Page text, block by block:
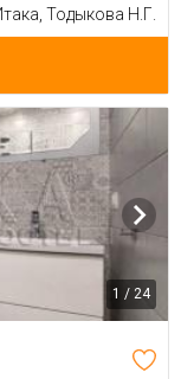
Тодыкова Н.Г.
1 / 24